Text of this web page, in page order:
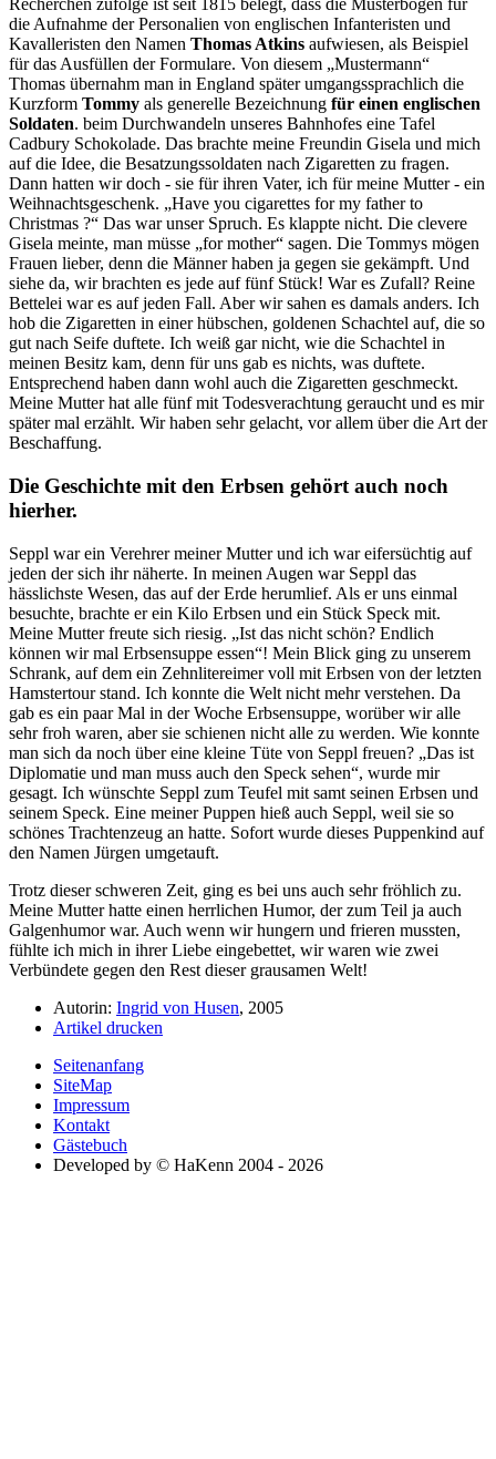
Recherchen zufolge ist seit 1815 belegt, dass die Musterbögen für
die Aufnahme der Personalien von englischen Infanteristen und
Kavalleristen den Namen Thomas Atkins aufwiesen, als Beispiel
für das Ausfüllen der Formulare. Von diesem
Mustermann
Thomas übernahm man in England später umgangssprachlich die
Kurzform Tommy als generelle Bezeichnung für einen englischen
Soldaten. beim Durchwandeln unseres Bahnhofes eine Tafel
Cadbury Schokolade. Das brachte meine Freundin Gisela und mich
auf die Idee, die Besatzungssoldaten nach Zigaretten zu fragen.
Dann hatten wir doch - sie für ihren Vater, ich für meine Mutter - ein
Weihnachtsgeschenk.
Have you cigarettes for my father to
Christmas ?
Das war unser Spruch. Es klappte nicht. Die clevere
Gisela meinte, man müsse
for mother
sagen. Die Tommys mögen
Frauen lieber, denn die Männer haben ja gegen sie gekämpft. Und
siehe da, wir brachten es jede auf fünf Stück! War es Zufall? Reine
Bettelei war es auf jeden Fall. Aber wir sahen es damals anders. Ich
hob die Zigaretten in einer hübschen, goldenen Schachtel auf, die so
gut nach Seife duftete. Ich weiß gar nicht, wie die Schachtel in
meinen Besitz kam, denn für uns gab es nichts, was duftete.
Entsprechend haben dann wohl auch die Zigaretten geschmeckt.
Meine Mutter hat alle fünf mit Todesverachtung geraucht und es mir
später mal erzählt. Wir haben sehr gelacht, vor allem über die Art der
Beschaffung.
Die Geschichte mit den Erbsen gehört auch noch
hierher.
Seppl war ein Verehrer meiner Mutter und ich war eifersüchtig auf
jeden der sich ihr näherte. In meinen Augen war Seppl das
hässlichste Wesen, das auf der Erde herumlief. Als er uns einmal
besuchte, brachte er ein Kilo Erbsen und ein Stück Speck mit.
Meine Mutter freute sich riesig.
Ist das nicht schön? Endlich
können wir mal Erbsensuppe essen ! Mein Blick ging zu unserem
Schrank, auf dem ein Zehnlitereimer voll mit Erbsen von der letzten
Hamstertour stand. Ich konnte die Welt nicht mehr verstehen. Da
gab es ein paar Mal in der Woche Erbsensuppe, worüber wir alle
sehr froh waren, aber sie schienen nicht alle zu werden. Wie konnte
man sich da noch über eine kleine Tüte von Seppl freuen?
Das ist
Diplomatie und man muss auch den Speck sehen , wurde mir
gesagt. Ich wünschte Seppl zum Teufel mit samt seinen Erbsen und
seinem Speck. Eine meiner Puppen hieß auch Seppl, weil sie so
schönes Trachtenzeug an hatte. Sofort wurde dieses Puppenkind auf
den Namen Jürgen umgetauft.
Trotz dieser schweren Zeit, ging es bei uns auch sehr fröhlich zu.
Meine Mutter hatte einen herrlichen Humor, der zum Teil ja auch
Galgenhumor war. Auch wenn wir hungern und frieren mussten,
fühlte ich mich in ihrer Liebe eingebettet, wir waren wie zwei
Verbündete gegen den Rest dieser grausamen Welt!
Autorin: Ingrid von Husen, 2005
Artikel drucken
Seitenanfang
SiteMap
Impressum
Kontakt
Gästebuch
Developed by © HaKenn 2004 - 2026